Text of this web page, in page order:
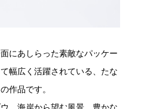
にあしらった素敵なパッケー
幅広く活躍されている、たな
作品です。
、海岸から望む風景、豊かな